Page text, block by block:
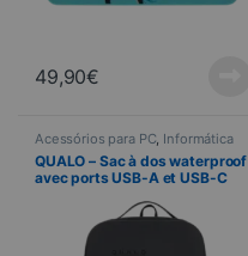
49,90€
Acessórios para PC, Informática
QUALO – Sac à dos waterproof
avec ports USB-A et USB-C